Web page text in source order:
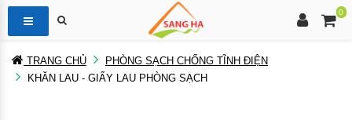
0
TRANG CHỦ
PHÒNG SẠCH CHỐNG TĨNH ĐIỆN
KHĂN LAU - GIẤY LAU PHÒNG SẠCH